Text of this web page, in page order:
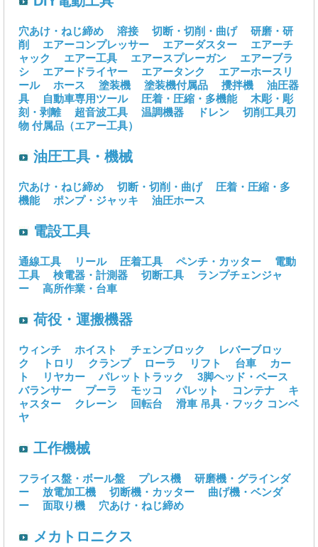
穴あけ・ねじ締め 溶接 切断・切削・曲げ
研磨・研
削
エアーコンプレッサー エアーダスター
エアーチ
ャック
エアー工具 エアースプレーガン
エアーブラ
シ
エアードライヤー エアータンク
エアーホースリ
ール
ホース 塗装機 塗装機付属品 攪拌機
油圧器
具
自動車専用ツール 圧着・圧縮・多機能
木彫・彫
刻・剥離
超音波工具 温調機器 ドレン
切削工具刃
物 付属品（エアー工具）
油圧工具・機械
穴あけ・ねじ締め 切断・切削・曲げ
圧着・圧縮・多
機能
ポンプ・ジャッキ 油圧ホース
電設工具
通線工具 リール 圧着工具 ペンチ・カッター
電動
工具
検電器・計測器 切断工具
ランプチェンジャ
ー
高所作業・台車
荷役・運搬機器
ウィンチ ホイスト チェンブロック
レバーブロッ
ク
トロリ クランプ ローラ リフト 台車
カー
ト
リヤカー パレットトラック
3脚ヘッド・ベース
バランサー
プーラ モッコ パレット コンテナ
キ
ャスター
クレーン 回転台 滑車 吊具・フック コンベ
ヤ
工作機械
フライス盤・ボール盤 プレス機
研磨機・グラインダ
ー
放電加工機 切断機・カッター
曲げ機・ベンダ
ー
面取り機 穴あけ・ねじ締め
メカトロニクス